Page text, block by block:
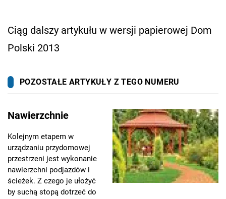
Ciąg dalszy artykułu w wersji papierowej Dom
Polski 2013
POZOSTAŁE ARTYKUŁY Z TEGO NUMERU
Nawierzchnie
Kolejnym etapem w
urządzaniu przydomowej
przestrzeni jest wykonanie
nawierzchni podjazdów i
ścieżek. Z czego je ułożyć
by suchą stopą dotrzeć do